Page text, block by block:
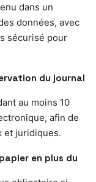
dans un
données, avec
sécurisé pour
du journal
au moins 10
afin de
et juridiques.
en plus du